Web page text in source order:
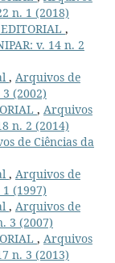
n. 1 (2018)
,
v. 14 n. 2
, Arquivos de
(2002)
, Arquivos
n. 2 (2014)
de Ciências da
, Arquivos de
(1997)
, Arquivos de
3 (2007)
, Arquivos
n. 3 (2013)